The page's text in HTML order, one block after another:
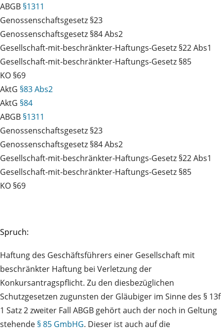
ABGB §1311
Genossenschaftsgesetz §23
Genossenschaftsgesetz §84 Abs2
Gesellschaft-mit-beschränkter-Haftungs-Gesetz §22 Abs1
Gesellschaft-mit-beschränkter-Haftungs-Gesetz §85
KO §69
AktG §83 Abs2
AktG §84
ABGB §1311
Genossenschaftsgesetz §23
Genossenschaftsgesetz §84 Abs2
Gesellschaft-mit-beschränkter-Haftungs-Gesetz §22 Abs1
Gesellschaft-mit-beschränkter-Haftungs-Gesetz §85
KO §69
Spruch:
Haftung des Geschäftsführers einer Gesellschaft mit
beschränkter Haftung bei Verletzung der
Konkursantragspflicht. Zu den diesbezüglichen
Schutzgesetzen zugunsten der Gläubiger im Sinne des § 13f
1 Satz 2 zweiter Fall ABGB gehört auch der noch in Geltung
stehende § 85 GmbHG. Dieser ist auch auf die